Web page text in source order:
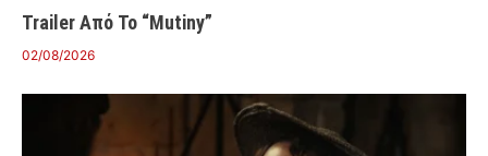
Trailer Από Το “Mutiny”
02/08/2026